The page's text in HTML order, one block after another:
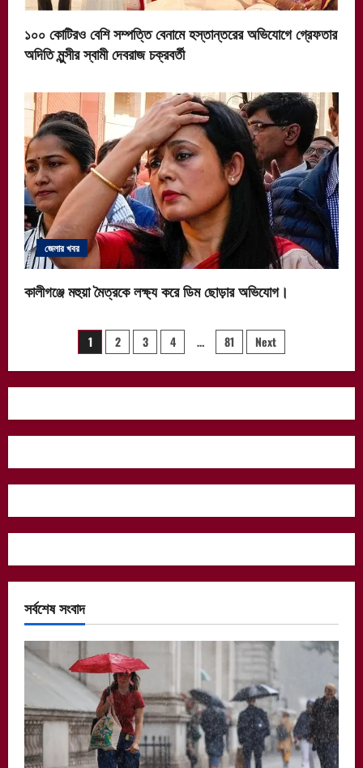
১০০ কোটিরও বেশি সম্পত্তি বেনামে হস্তান্তরের অভিযোগে গ্রেফতার
অদিতি মুন্সীর স্বামী দেবরাজ চক্রবর্তী
জেলার খবর
কালীগঞ্জে মহুয়া মৈত্রকে লক্ষ্য করে ডিম ছোড়ার অভিযোগ।
Posts
pagination
1 2 3 4 … 81 Next
সর্বশেষ সংবাদ